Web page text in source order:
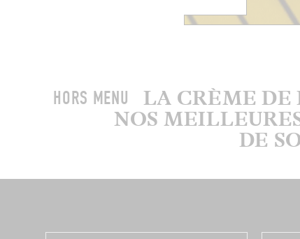
HORS MENU LA CRÈME DE
NOS
DE